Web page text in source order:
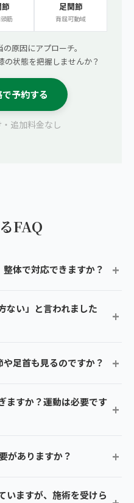
筋
足関節
背屈可動域
原因にアプローチ。
の状態を把握しませんか？
予約する
追加料金なし
FAQ
体で対応できますか？
ない」と言われました
足首も見るのですか？
ますか？運動は必要です
がありますか？
いますが、施術を受けら